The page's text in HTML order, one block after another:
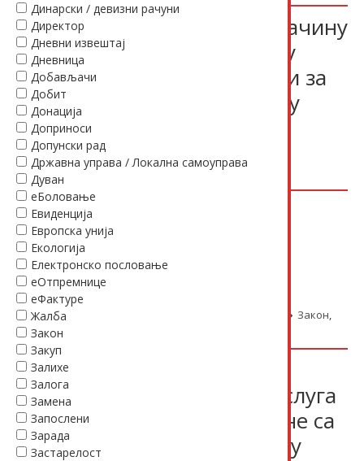
Правилник о условима и начину
плаћања у готовом новцу у
динарима за правна лица и за
физичка лица која обављају
делатност
30.12.2015. Прописи
камате
Готов новац Правилник
Закон о професионалној
рехабилитацији и
запошљавању особа са
инвалидитетом
30.12.2015. Закон,
Запослени
Правилник о утврђивању
секундарних сировина и услуга
које су непосредно повезане са
секундарним сировинама, у
Динарски / девизни рачуни
Директор
Дневни извештај
Дневница
Добављачи
Добит
Донација
Доприноси
Допунски рад
Државна управа / Локална самоуправа
Дуван
еБоловање
Евиденција
Европска унија
Екологија
Електронско пословање
еОтпремнице
еФактуре
Жалба
Закон
Закуп
Залихе
Залога
Замена
Запослени
Зарада
Застарелост